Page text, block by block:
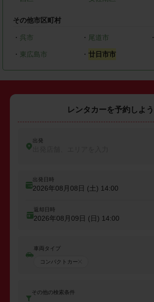
その他市区町村
・ 呉市 ・ 尾道市 ・
・ 東広島市 ・ 廿日市市
レンタカーを予約しよう
出発
出発日時
2026年08月08日 (土) 14:00
返却日時
2026年08月09日 (日) 14:00
車両タイプ
コンパクトカー
その他の検索条件